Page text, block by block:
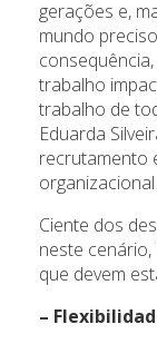
gerações e,
mundo
trabalho
trabalho de
Eduarda
recrutamento
Ciente dos
neste
que devem
–